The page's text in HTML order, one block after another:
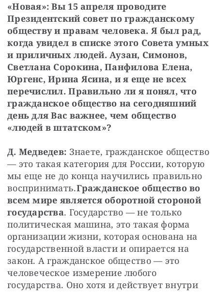
«Новая»: Вы 15 апреля проводите
Президентский совет по гражданскому
обществу и правам человека. Я был рад,
когда увидел в списке этого Совета умных
и приличных людей. Аузан, Симонов,
Светлана Сорокина, Панфилова Елена,
Юргенс, Ирина Ясина, и я еще не всех
перечислил. Правильно ли я понял, что
гражданское общество на сегодняшний
день для Вас важнее, чем общество
«людей в штатском»?
Д. Медведев: Знаете, гражданское общество
— это такая категория для России, которую
мы еще не до конца научились правильно
воспринимать.Гражданское общество во
всем мире является оборотной стороной
государства. Государство — не только
политическая машина, это такая форма
организации жизни, которая основана на
государственной власти и опирается на
закон. А гражданское общество — это
человеческое измерение любого
государства. Оно хотя и действует внутри